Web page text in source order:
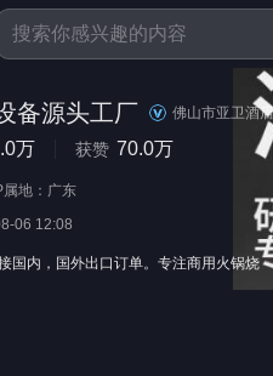
备源头工厂 佛山市亚卫酒
万 获赞 70.0万
属地：广东
06 12:08
国内，国外出口订单。专注商用火锅烧